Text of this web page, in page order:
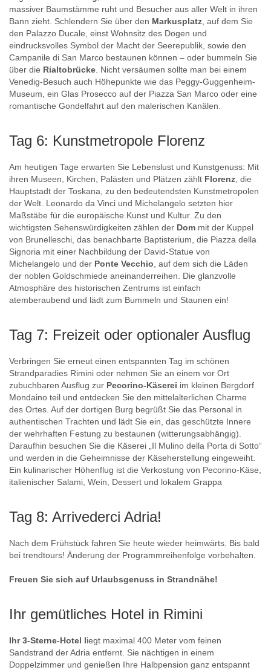
massiver Baumstämme ruht und Besucher aus aller Welt in ihren
Bann zieht. Schlendern Sie über den Markusplatz , auf dem Sie
den Palazzo Ducale, einst Wohnsitz des Dogen und
eindrucksvolles Symbol der Macht der Seerepublik, sowie den
Campanile di San Marco bestaunen können – oder bummeln Sie
über die Rialtobrücke . Nicht versäumen sollte man bei einem
Venedig-Besuch auch Höhepunkte wie das Peggy-Guggenheim-
Museum, ein Glas Prosecco auf der Piazza San Marco oder eine
romantische Gondelfahrt auf den malerischen Kanälen.
Tag 6: Kunstmetropole Florenz
Am heutigen Tage erwarten Sie Lebenslust und Kunstgenuss: Mit
ihren Museen, Kirchen, Palästen und Plätzen zählt Florenz , die
Hauptstadt der Toskana, zu den bedeutendsten Kunstmetropolen
der Welt. Leonardo da Vinci und Michelangelo setzten hier
Maßstäbe für die europäische Kunst und Kultur. Zu den
wichtigsten Sehenswürdigkeiten zählen der Dom mit der Kuppel
von Brunelleschi, das benachbarte Baptisterium, die Piazza della
Signoria mit einer Nachbildung der David-Statue von
Michelangelo und der Ponte Vecchio , auf dem sich die Läden
der noblen Goldschmiede aneinanderreihen. Die glanzvolle
Atmosphäre des historischen Zentrums ist einfach
atemberaubend und lädt zum Bummeln und Staunen ein!
Tag 7: Freizeit oder optionaler Ausflug
Verbringen Sie erneut einen entspannten Tag im schönen
Strandparadies Rimini oder nehmen Sie an einem vor Ort
zubuchbaren Ausflug zur Pecorino-Käserei im kleinen Bergdorf
Mondaino teil und entdecken Sie den mittelalterlichen Charme
des Ortes. Auf der dortigen Burg begrüßt Sie das Personal in
authentischen Trachten und lädt Sie ein, das geschützte Innere
der wehrhaften Festung zu bestaunen (witterungsabhängig).
Daraufhin besuchen Sie die Käserei „Il Mulino della Porta di Sotto“
und werden in die Geheimnisse der Käseherstellung eingeweiht.
Ein kulinarischer Höhenflug ist die Verkostung von Pecorino-Käse,
italienischer Salami, Wein, Dessert und lokalem Grappa
Tag 8: Arrivederci Adria!
Nach dem Frühstück fahren Sie heute wieder heimwärts. Bis bald
bei trendtours! Änderung der Programmreihenfolge vorbehalten.
Freuen Sie sich auf Urlaubsgenuss in Strandnähe!
Ihr gemütliches Hotel in Rimini
Ihr 3-Sterne-Hotel liegt maximal 400 Meter vom feinen
Sandstrand der Adria entfernt. Sie nächtigen in einem
Doppelzimmer und genießen Ihre Halbpension ganz entspannt